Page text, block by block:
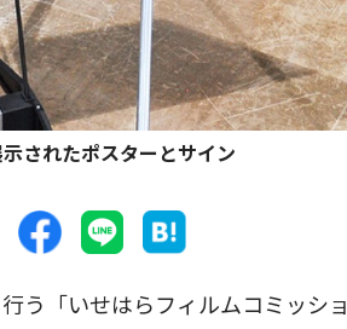
されたポスターとサイン
「いせはらフィルムコミッシ